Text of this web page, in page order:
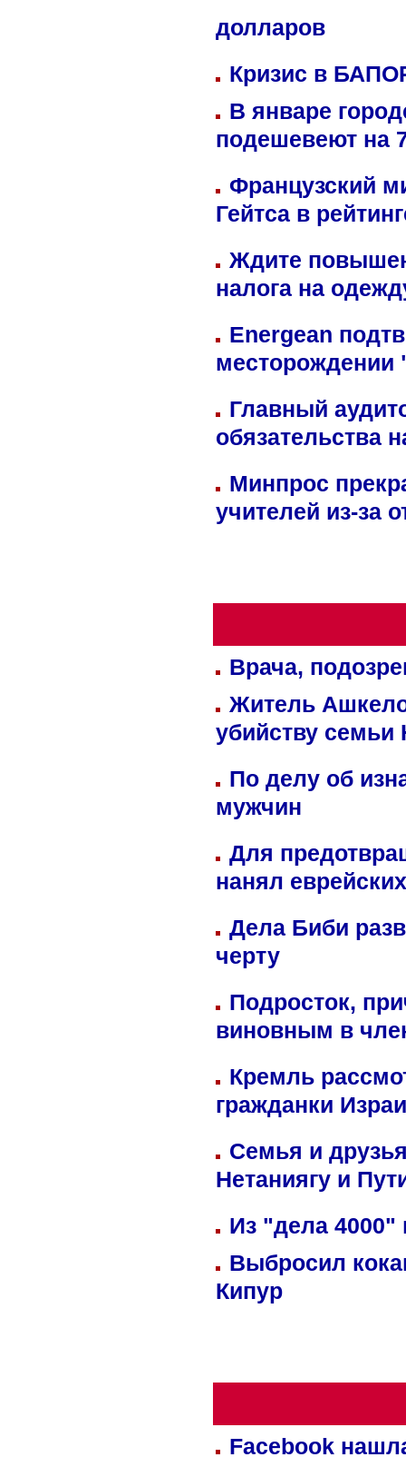
долларов
Кризис в
В январе
подешевеют на
Французский
Гейтса в
Ждите
налога на
Energean
Главный
обязательства
Минпрос
учителей из-за
Врача,
Житель
убийству семьи
По делу об
мужчин
Для
нанял
Дела Биби
черту
Подросток,
виновным в
Кремль
гражданки
Семья и
Нетаниягу и
Из "дела 4000"
Выбросил
Кипур
Facebook